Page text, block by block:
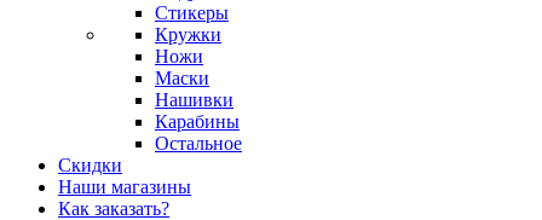
Стикеры
Кружки
Ножи
Маски
Нашивки
Карабины
Остальное
Скидки
Наши магазины
Как заказать?